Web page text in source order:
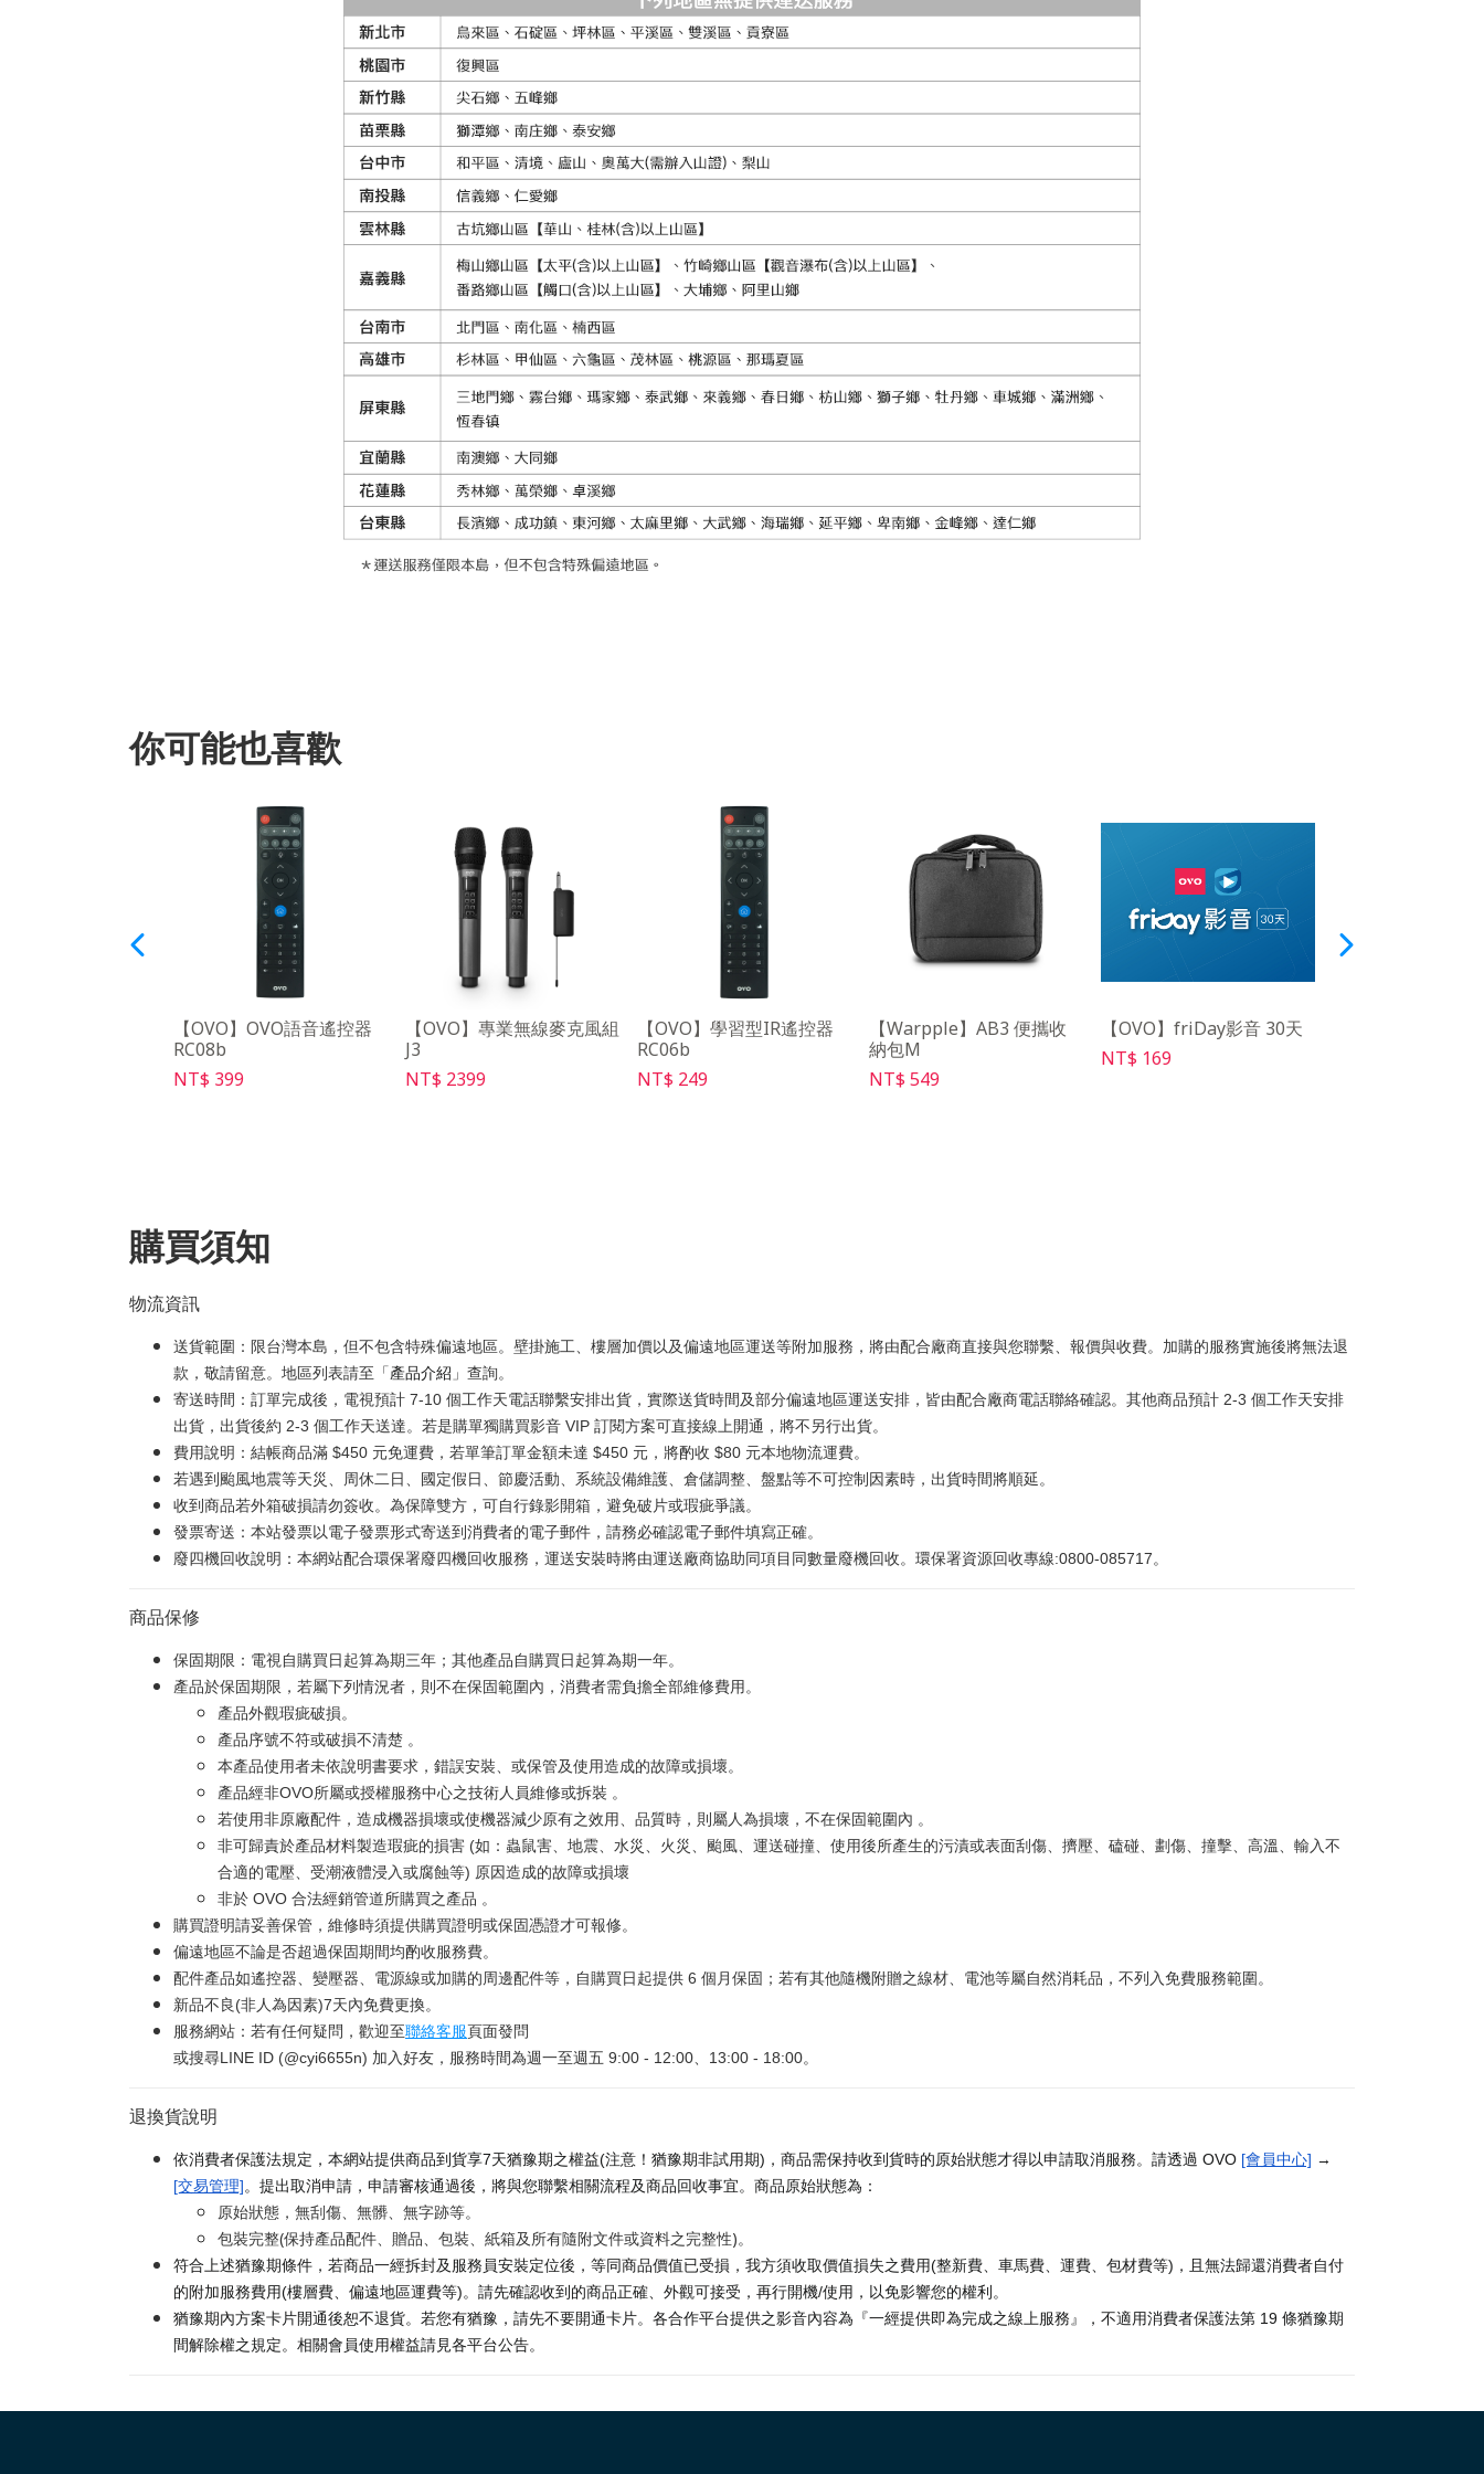
你可能也喜歡
【OVO】OVO語音遙控器
RC08b
NT$ 399
【OVO】專業無線麥克風組
J3
NT$ 2399
【OVO】學習型IR遙控器
RC06b
NT$ 249
【Warpple】AB3 便攜收
納包M
NT$ 549
【OVO】friDay影音 30天
NT$ 169
購買須知
物流資訊
送貨範圍：限台灣本島，但不包含特殊偏遠地區。壁掛施工、樓層加價以及偏遠地區運送等附加服務，將由配合廠商直接與您聯繫、報價與收費。加購的服務實施後將無法退
款，敬請留意。地區列表請至「產品介紹 」查詢。
寄送時間：訂單完成後，電視預計 7-10 個工作天電話聯繫安排出貨，實際送貨時間及部分偏遠地區運送安排，皆由配合廠商電話聯絡確認。其他商品預計 2-3 個工作天安排
出貨，出貨後約 2-3 個工作天送達。若是購單獨購買影音 VIP 訂閱方案可直接線上開通，將不另行出貨。
費用說明：結帳商品滿 $450 元免運費，若單筆訂單金額未達 $450 元，將酌收 $80 元本地物流運費。
若遇到颱風地震等天災、周休二日、國定假日、節慶活動、系統設備維護、倉儲調整、盤點等不可控制因素時，出貨時間將順延。
收到商品若外箱破損請勿簽收。為保障雙方，可自行錄影開箱，避免破片或瑕疵爭議。
發票寄送：本站發票以電子發票形式寄送到消費者的電子郵件，請務必確認電子郵件填寫正確。
廢四機回收說明：本網站配合環保署廢四機回收服務，運送安裝時將由運送廠商協助同項目同數量廢機回收。環保署資源回收專線:0800-085717。
商品保修
保固期限：電視自購買日起算為期三年；其他產品自購買日起算為期一年。
產品於保固期限，若屬下列情況者，則不在保固範圍內，消費者需負擔全部維修費用。
產品外觀瑕疵破損。
產品序號不符或破損不清楚 。
本產品使用者未依說明書要求，錯誤安裝、或保管及使用造成的故障或損壞。
產品經非OVO所屬或授權服務中心之技術人員維修或拆裝 。
若使用非原廠配件，造成機器損壞或使機器減少原有之效用、品質時，則屬人為損壞，不在保固範圍內 。
非可歸責於產品材料製造瑕疵的損害 (如：蟲鼠害、地震、水災、火災、颱風、運送碰撞、使用後所產生的污漬或表面刮傷、擠壓、磕碰、劃傷、撞擊、高溫、輸入不
合適的電壓、受潮液體浸入或腐蝕等) 原因造成的故障或損壞
非於 OVO 合法經銷管道所購買之產品 。
購買證明請妥善保管，維修時須提供購買證明或保固憑證才可報修。
偏遠地區不論是否超過保固期間均酌收服務費。
配件產品如遙控器、變壓器、電源線或加購的周邊配件等，自購買日起提供 6 個月保固；若有其他隨機附贈之線材、電池等屬自然消耗品，不列入免費服務範圍。
新品不良(非人為因素)7天內免費更換。
服務網站：若有任何疑問，歡迎至聯絡客服頁面發問
或搜尋LINE ID (@cyi6655n) 加入好友，服務時間為週一至週五 9:00 - 12:00、13:00 - 18:00。
退換貨說明
依消費者保護法規定，本網站提供商品到貨享7天猶豫期之權益(注意！猶豫期非試用期)，商品需保持收到貨時的原始狀態才得以申請取消服務。請透過 OVO [會員中心] →
[交易管理]。提出取消申請，申請審核通過後，將與您聯繫相關流程及商品回收事宜。商品原始狀態為：
原始狀態，無刮傷、無髒、無字跡等。
包裝完整(保持產品配件、贈品、包裝、紙箱及所有隨附文件或資料之完整性)。
符合上述猶豫期條件，若商品一經拆封及服務員安裝定位後，等同商品價值已受損，我方須收取價值損失之費用(整新費、車馬費、運費、包材費等)，且無法歸還消費者自付
的附加服務費用(樓層費、偏遠地區運費等)。請先確認收到的商品正確、外觀可接受，再行開機/使用，以免影響您的權利。
猶豫期內方案卡片開通後恕不退貨。若您有猶豫，請先不要開通卡片。各合作平台提供之影音內容為『一經提供即為完成之線上服務』，不適用消費者保護法第 19 條猶豫期
間解除權之規定。相關會員使用權益請見各平台公告。